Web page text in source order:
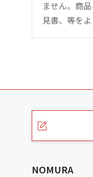
ません。商
見書、等を
こ
NOMURA